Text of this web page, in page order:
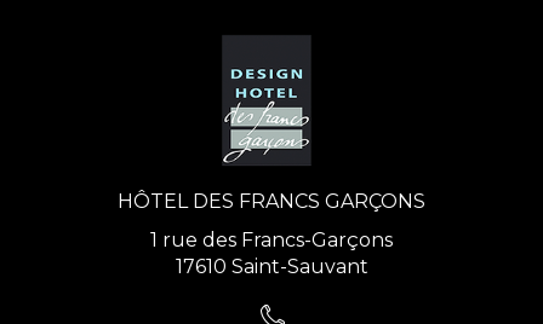
HÔTEL DES FRANCS GARÇONS
1 rue des Francs-Garçons
17610 Saint-Sauvant